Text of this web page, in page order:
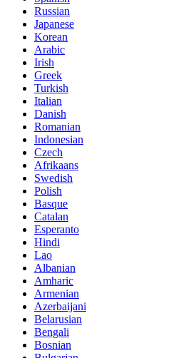
Russian
Japanese
Korean
Arabic
Irish
Greek
Turkish
Italian
Danish
Romanian
Indonesian
Czech
Afrikaans
Swedish
Polish
Basque
Catalan
Esperanto
Hindi
Lao
Albanian
Amharic
Armenian
Azerbaijani
Belarusian
Bengali
Bosnian